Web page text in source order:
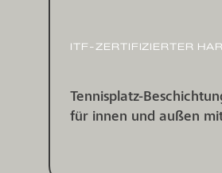
ITF-ZERTI­FIZIERTER
Tennisplatz-
für innen und außen